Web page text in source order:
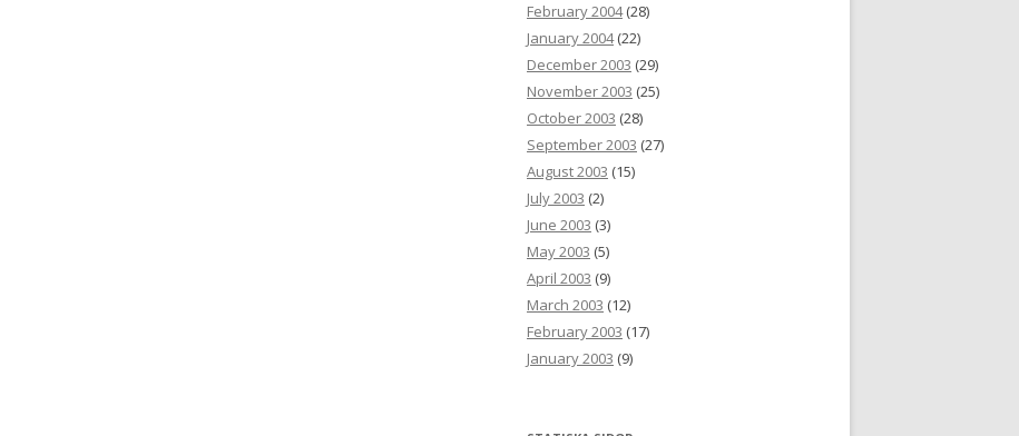
February 2004(28)
January 2004(22)
December 2003 (29)
November 2003 (25)
October 2003 (28)
September 2003 (27)
August 2003 (15)
July 2003 (2)
June 2003 (3)
May 2003 (5)
April 2003 (9)
March 2003 (12)
February 2003 (17)
January 2003 (9)